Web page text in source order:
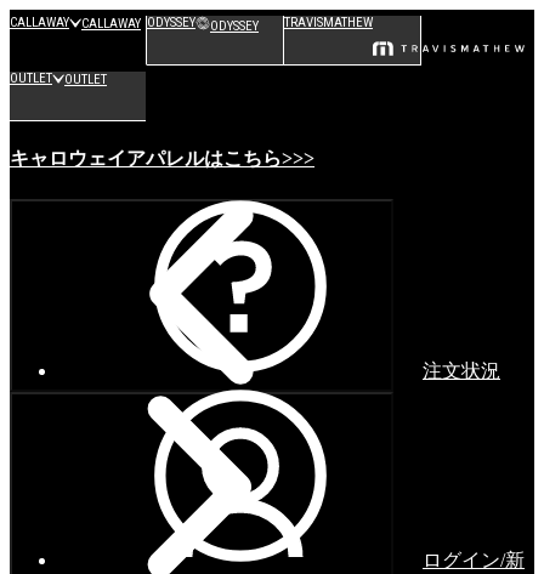
CALLAWAY CALLAWAY ODYSSEY ODYSSEY TRAVISMATHEW
OUTLET OUTLET
キャロウェイアパレルはこちら>>>
注文状況
ログイン/新